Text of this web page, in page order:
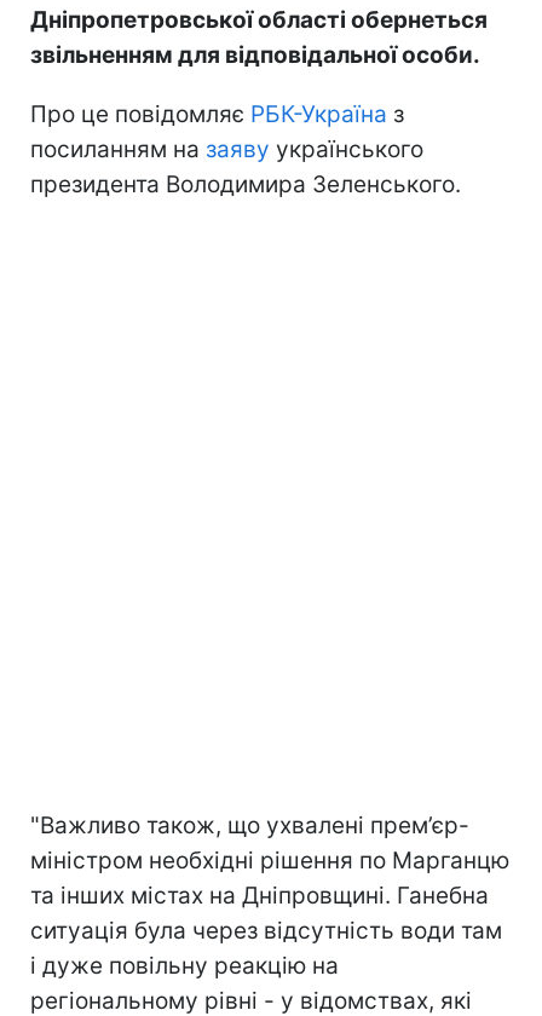
Дніпропетровської області обернеться
звільненням для відповідальної особи.
Про це повідомляє РБК-Україна з
посиланням на заяву українського
президента Володимира Зеленського.
"Важливо також, що ухвалені прем’єр-
міністром необхідні рішення по Марганцю
та інших містах на Дніпровщині. Ганебна
ситуація була через відсутність води там
і дуже повільну реакцію на
регіональному рівні - у відомствах, які